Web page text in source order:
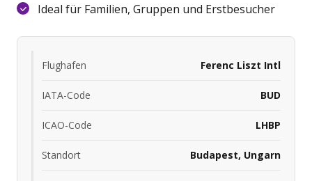
Ideal für Familien, Gruppen und Erstbesucher
Flughafen Ferenc Liszt Intl
IATA-Code BUD
ICAO-Code LHBP
Standort Budapest, Ungarn